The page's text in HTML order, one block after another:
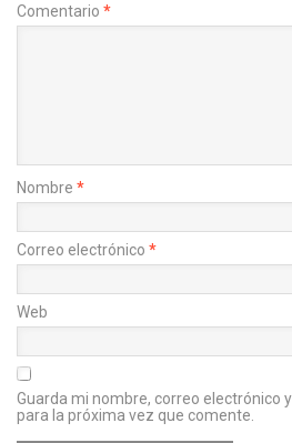
Comentario *
Nombre *
Correo electrónico *
Web
Guarda mi nombre, correo electrónico
para la próxima vez que comente.